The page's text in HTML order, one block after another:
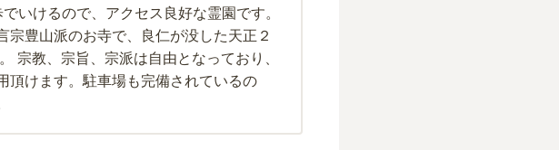
いけるので、アクセス良好な霊園です。
豊山派のお寺で、良仁が没した天正２
宗教、宗旨、宗派は自由となっており、
頂けます。駐車場も完備されているの